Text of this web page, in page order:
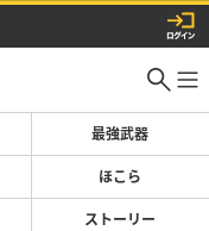
最強武器
ほこら
ストーリー